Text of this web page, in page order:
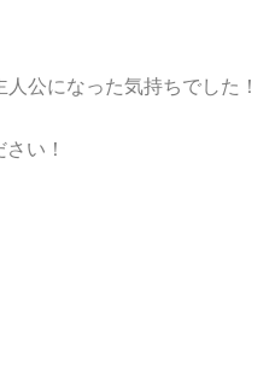
公になった気持ちでした！
い！